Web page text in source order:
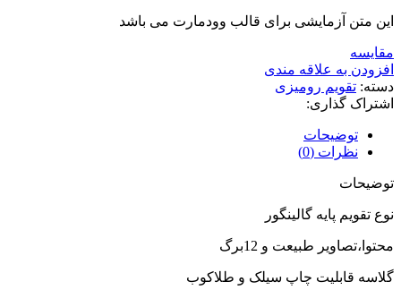
این متن آزمایشی برای قالب وودمارت می باشد
مقايسه
افزودن به علاقه مندی
دسته: تقویم رومیزی
اشتراک گذاری:
توضیحات
نظرات (0)
توضیحات
نوع تقویم پایه گالینگور
محتوا،تصاویر طبیعت و 12برگ
گلاسه قابلیت چاپ سیلک و طلاکوب